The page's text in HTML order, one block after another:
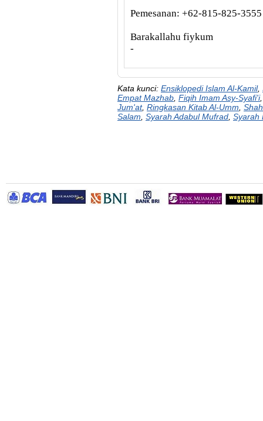
Pemesanan: +62-815-825-3555
Barakallahu fiykum
-
Kata kunci: Ensiklopedi Islam Al-Kamil,
Empat Mazhab Fiqih Imam Asy-Syafi'i
Jum'at, Ringkasan Kitab Al-Umm
Salam Syarah Adabul Mufrad Syarah